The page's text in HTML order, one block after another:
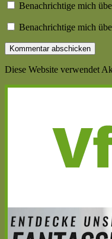
Benachrichtige mich
Benachrichtige mich
Diese Website verwendet
Haupt-